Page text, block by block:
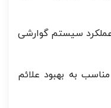
سیستم گوارشی
به بهبود علائم